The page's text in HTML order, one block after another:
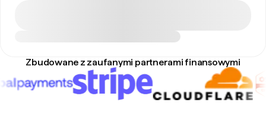
Zbudowane z zaufanymi partnerami finansowymi